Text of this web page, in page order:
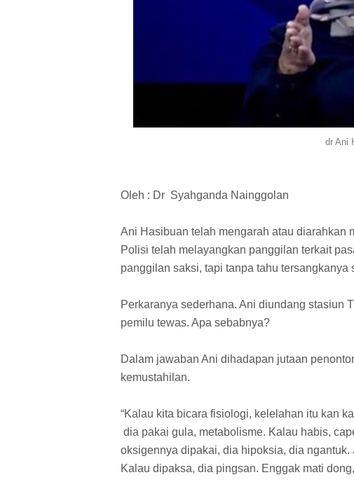
dr Ani
Oleh : Dr Syahganda Nainggolan
Ani Hasibuan telah mengarah atau diarahkan
Polisi telah melayangkan panggilan terkait
panggilan saksi, tapi tanpa tahu
Perkaranya sederhana. Ani diundang stasiun
pemilu tewas. Apa sebabnya?
Dalam jawaban Ani dihadapan jutaan
kemustahilan.
“Kalau kita bicara fisiologi, kelelahan itu kan
dia pakai gula, metabolisme. Kalau habis,
oksigennya dipakai, dia hipoksia, dia
Kalau dipaksa, dia pingsan. Enggak mati